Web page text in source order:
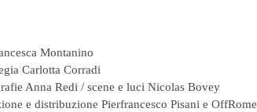
Montanino
Carlotta Corradi
Anna Redi / scene e luci Nicolas Bovey
e distribuzione Pierfrancesco Pisani e OffRome